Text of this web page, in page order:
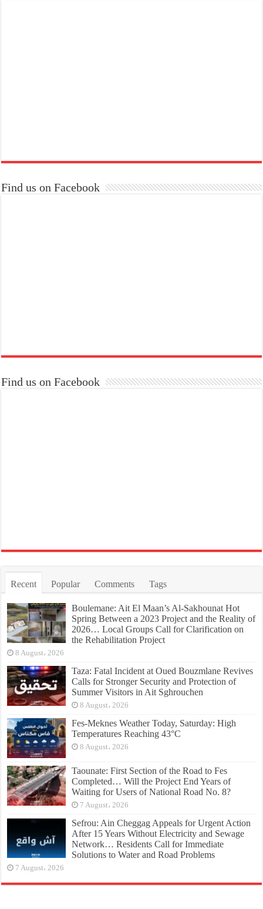
Find us on Facebook
Find us on Facebook
Recent Popular Comments Tags
Boulemane: Ait El Maan’s Al-Sakhounat Hot
Spring Between a 2023 Project and the Reality of
2026… Local Groups Call for Clarification on
the Rehabilitation Project
8 August، 2026
Taza: Fatal Incident at Oued Bouzmlane Revives
Calls for Stronger Security and Protection of
Summer Visitors in Ait Sghrouchen
8 August، 2026
Fes-Meknes Weather Today, Saturday: High
Temperatures Reaching 43°C
8 August، 2026
Taounate: First Section of the Road to Fes
Completed… Will the Project End Years of
Waiting for Users of National Road No. 8?
7 August، 2026
Sefrou: Ain Cheggag Appeals for Urgent Action
After 15 Years Without Electricity and Sewage
Network… Residents Call for Immediate
Solutions to Water and Road Problems
7 August، 2026